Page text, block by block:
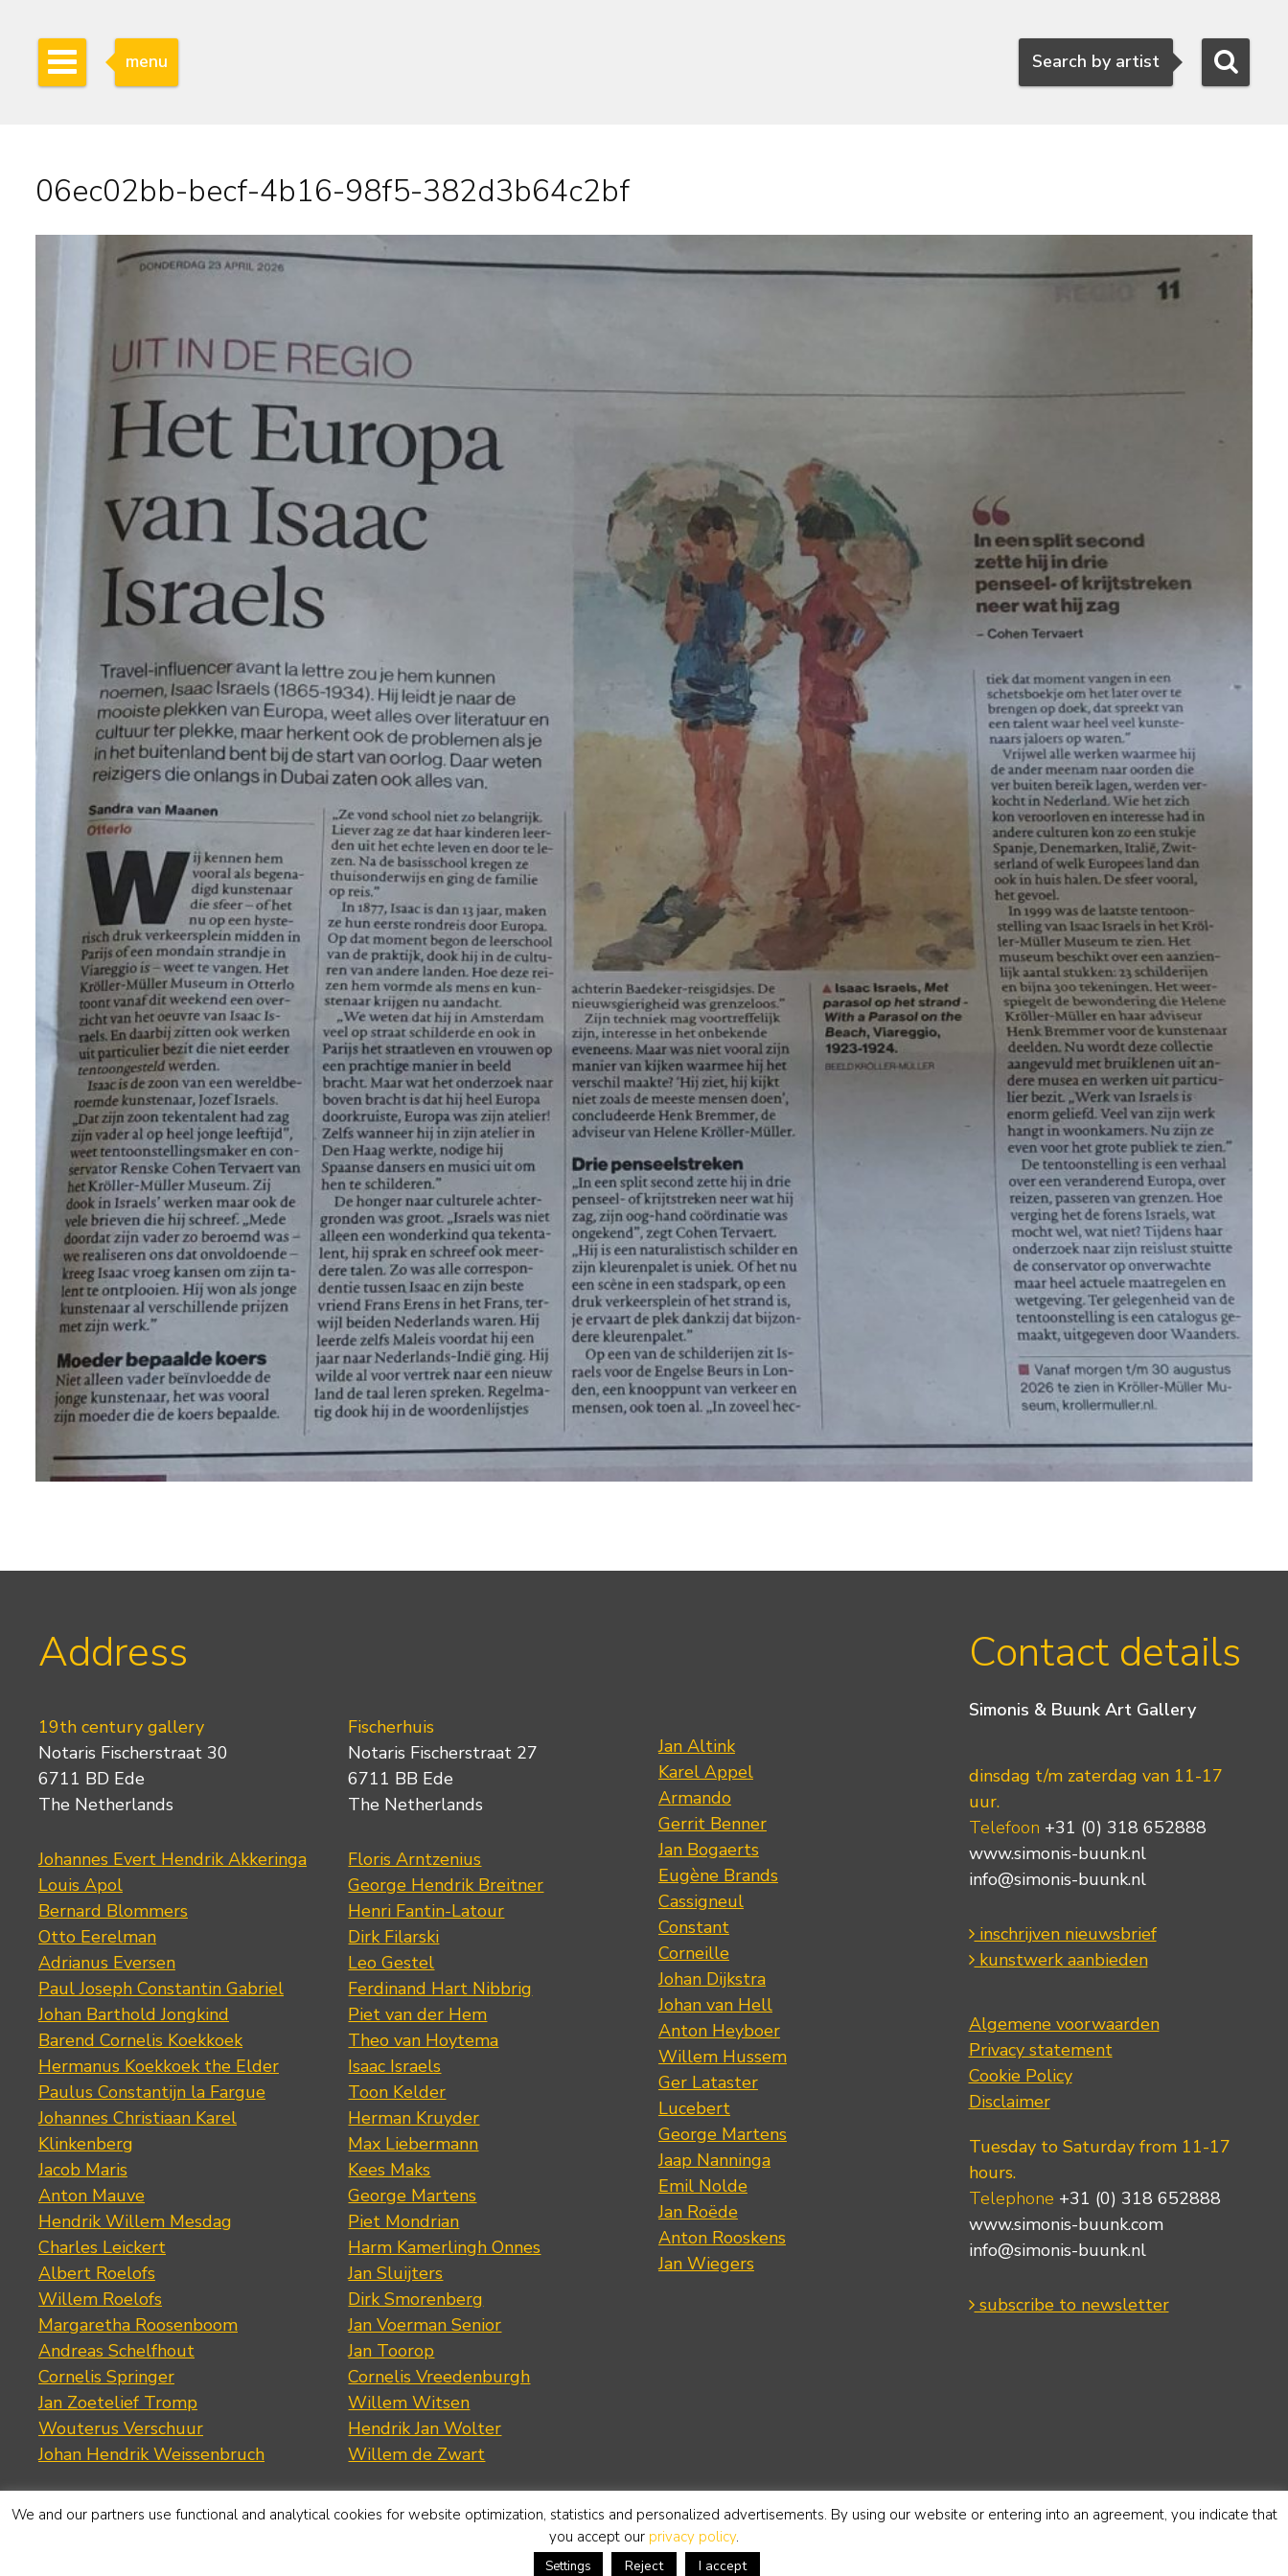
Search
Search by artist
menu
06ec02bb-becf-4b16-98f5-382d3b64c2bf
Address
19th century gallery
Notaris Fischerstraat 30
6711 BD Ede
The Netherlands
Johannes Evert Hendrik Akkeringa
Louis Apol
Bernard Blommers
Otto Eerelman
Adrianus Eversen
Paul Joseph Constantin Gabriel
Johan Barthold Jongkind
Barend Cornelis Koekkoek
Hermanus Koekkoek the Elder
Paulus Constantijn la Fargue
Johannes Christiaan Karel
Klinkenberg
Jacob Maris
Anton Mauve
Hendrik Willem Mesdag
Charles Leickert
Albert Roelofs
Willem Roelofs
Margaretha Roosenboom
Andreas Schelfhout
Cornelis Springer
Jan Zoetelief Tromp
Wouterus Verschuur
Johan Hendrik Weissenbruch
Fischerhuis
Notaris Fischerstraat 27
6711 BB Ede
The Netherlands
Floris Arntzenius
George Hendrik Breitner
Henri Fantin-Latour
Dirk Filarski
Leo Gestel
Ferdinand Hart Nibbrig
Piet van der Hem
Theo van Hoytema
Isaac Israels
Toon Kelder
Herman Kruyder
Max Liebermann
Kees Maks
George Martens
Piet Mondrian
Harm Kamerlingh Onnes
Jan Sluijters
Dirk Smorenberg
Jan Voerman Senior
Jan Toorop
Cornelis Vreedenburgh
Willem Witsen
Hendrik Jan Wolter
Willem de Zwart
Jan Altink
Karel Appel
Armando
Gerrit Benner
Jan Bogaerts
Eugène Brands
Cassigneul
Constant
Corneille
Johan Dijkstra
Johan van Hell
Anton Heyboer
Willem Hussem
Ger Lataster
Lucebert
George Martens
Jaap Nanninga
Emil Nolde
Jan Roëde
Anton Rooskens
Jan Wiegers
Contact details
Simonis & Buunk Art Gallery
dinsdag t/m zaterdag van 11-17
uur.
Telefoon +31 (0) 318 652888
www.simonis-buunk.nl
info@simonis-buunk.nl
inschrijven nieuwsbrief
kunstwerk aanbieden
Algemene voorwaarden
Privacy statement
Cookie Policy
Disclaimer
Tuesday to Saturday from 11-17
hours.
Telephone +31 (0) 318 652888
www.simonis-buunk.com
info@simonis-buunk.nl
subscribe to newsletter
We and our partners use functional and analytical cookies for website optimization, statistics and personalized advertisements. By using our website or entering into an agreement, you indicate that
you accept our privacy policy.
Settings Reject I accept